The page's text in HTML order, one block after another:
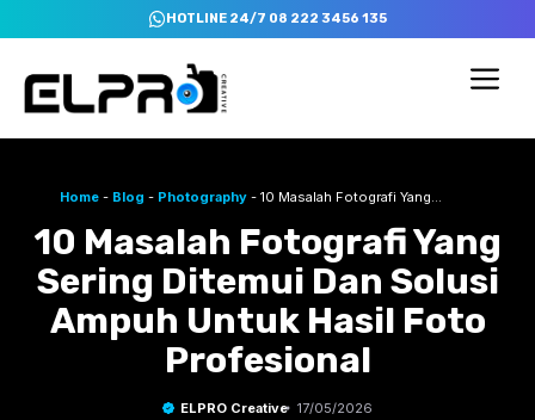
to
content
HOTLINE 24/7 08 222 3456 135
Home - Blog - Photography - 10 Masalah Fotografi Yang
10 Masalah Fotografi Yang
Sering Ditemui Dan Solusi
Ampuh Untuk Hasil Foto
Profesional
ELPRO Creative 17/05/2026